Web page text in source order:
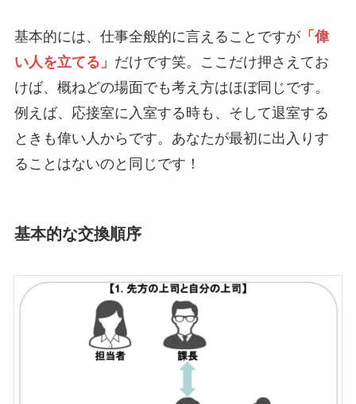
基本的には、仕事全般的に言えることですが「偉
い人を立てる」 だけです笑。ここだけ押さえてお
けば、概ねどの場面でも考え方はほぼ同じです。
例えば、応接室に入室する時も、そして退室する
ときも偉い人からです。あなたが最初に出入りす
ることはないのと同じです！
基本的な交換順序